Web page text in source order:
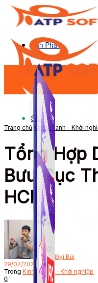
Sản Phẩm
Sản Phẩm
Trang chủ Kinh doanh - Khởi
Tổng Hợp
Bưu Cục
HCM
Bởi Đại Bùi
29/07/2022
Trong Kinh doanh - Khởi nghiệp
0